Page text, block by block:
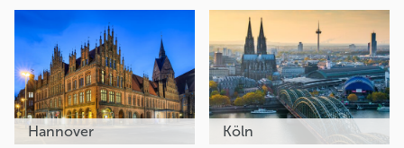
Hannover Köln